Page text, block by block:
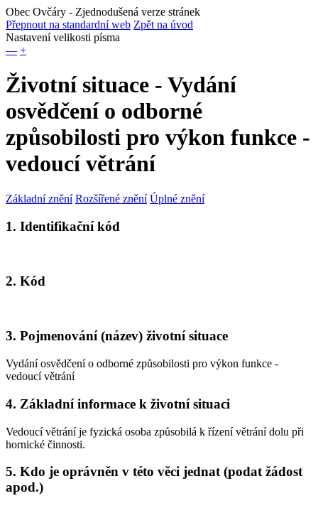
Obec Ovčáry - Zjednodušená verze stránek
Přepnout na standardní web Zpět na úvod
Nastavení velikosti písma
— +
Životní situace - Vydání
osvědčení o odborné
způsobilosti pro výkon funkce -
vedoucí větrání
Základní znění Rozšířené znění Úplné znění
1. Identifikační kód
2. Kód
3. Pojmenování (název) životní situace
Vydání osvědčení o odborné způsobilosti pro výkon funkce -
vedoucí větrání
4. Základní informace k životní situaci
Vedoucí větrání je fyzická osoba způsobilá k řízení větrání dolu při
hornické činnosti.
5. Kdo je oprávněn v této věci jednat (podat žádost
apod.)